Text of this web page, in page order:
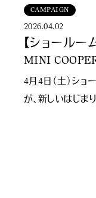
CAMPAIGN
2026.04.02
【ショールー
MINI
EDITION
4月4日（土）ショ
が、新しいはじまり